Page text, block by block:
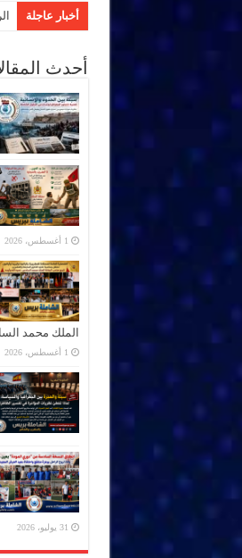
أخبار عاجلة
أحدث
1 أغسطس، 2026
الملك محمد
1 أغسطس، 2026
31 يوليو، 2026